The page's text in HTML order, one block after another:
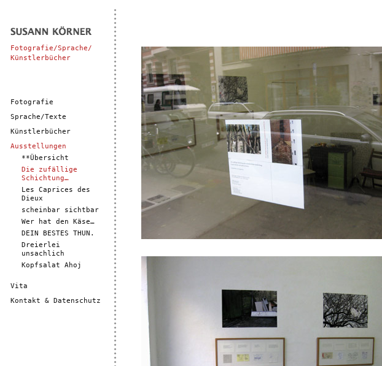
Fotografie/Sprache/
Künstlerbücher
Fotografie
Sprache/Texte
Künstlerbücher
Ausstellungen
**Übersicht
Die zufällige
Schichtung…
Les Caprices des
Dieux
scheinbar sichtbar
Wer hat den Käse…
DEIN BESTES THUN.
Dreierlei
unsachlich
Kopfsalat Ahoj
Vita
Kontakt & Datenschutz